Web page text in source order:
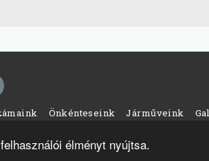
élményt nyújtsa.
Önkénteseink Járműveink